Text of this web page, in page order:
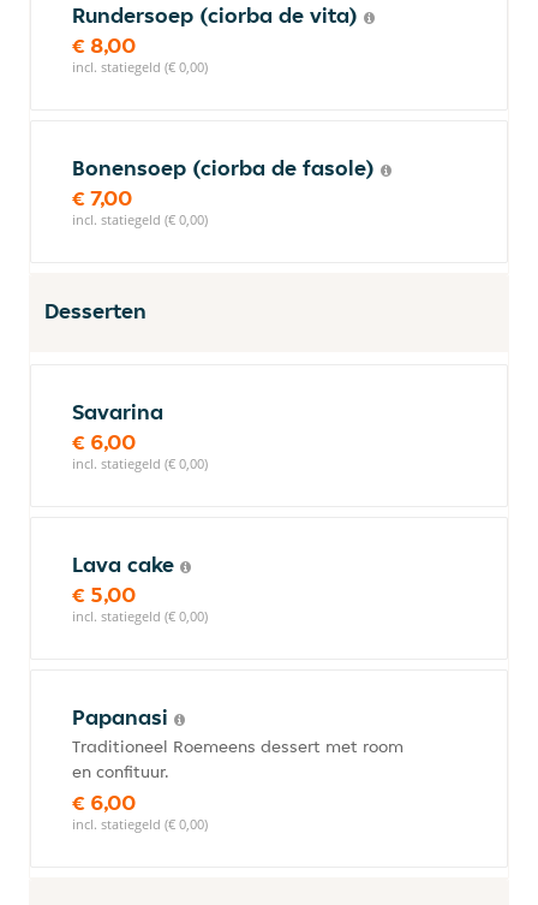
Rundersoep (ciorba de vita)
€ 8,00
incl. statiegeld (€ 0,00)
Bonensoep (ciorba de fasole)
€ 7,00
incl. statiegeld (€ 0,00)
Desserten
Savarina
€ 6,00
incl. statiegeld (€ 0,00)
Lava cake
€ 5,00
incl. statiegeld (€ 0,00)
Papanasi
Traditioneel Roemeens dessert met room
en confituur.
€ 6,00
incl. statiegeld (€ 0,00)